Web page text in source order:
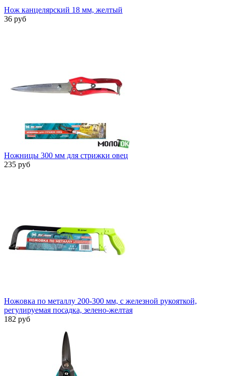
Нож канцелярский 18 мм, желтый
36 руб
Ножницы 300 мм для стрижки овец
235 руб
Ножовка по металлу 200-300 мм, с железной рукояткой,
регулируемая посадка, зелено-желтая
182 руб